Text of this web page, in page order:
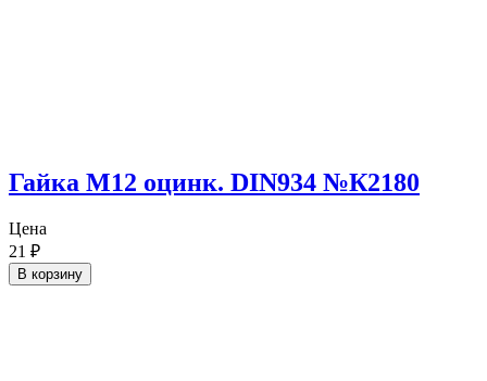
Гайка М12 оцинк. DIN934 №К2180
Цена
21 ₽
В корзину